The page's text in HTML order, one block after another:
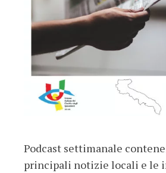
Podcast settimanale
principali notizie locali e le